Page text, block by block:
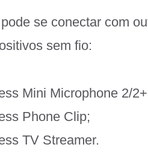
se conectar com
sem fio:
Mini Microphone 2/
Phone Clip;
TV Streamer.